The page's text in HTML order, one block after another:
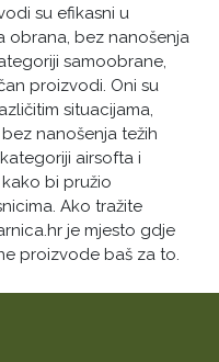
su efikasni u
obrana, bez nanošenja
samoobrane,
proizvodi. Oni su
situacijama,
nanošenja težih
airsofta i
bi pružio
Ako tražite
je mjesto gdje
proizvode baš za to.